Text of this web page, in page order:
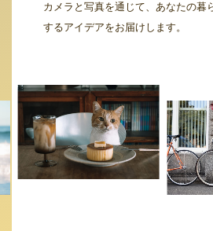
カメラと写真を通じて、あなたの暮
するアイデアをお届けします。